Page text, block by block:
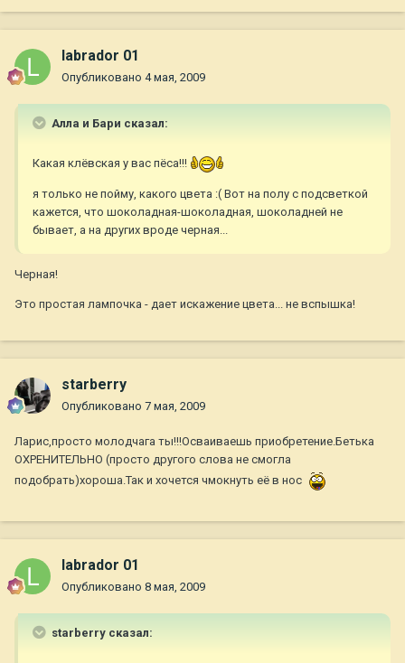
labrador 01
Опубликовано 4 мая, 2009
Алла и Бари сказал:
Какая клёвская у вас пёса!!!
я только не пойму, какого цвета :( Вот на полу с подсветкой
кажется, что шоколадная-шоколадная, шоколадней не
бывает, а на других вроде черная...
Черная!
Это простая лампочка - дает искажение цвета... не вспышка!
starberry
Опубликовано 7 мая, 2009
Ларис,просто молодчага ты!!!Осваиваешь приобретение.Бетька
ОХРЕНИТЕЛЬНО (просто другого слова не смогла
подобрать)хороша.Так и хочется чмокнуть её в нос
labrador 01
Опубликовано 8 мая, 2009
starberry сказал: